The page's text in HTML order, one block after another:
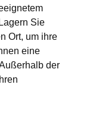
Sie
Ort, um ihre
eine
der